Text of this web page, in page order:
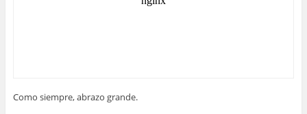
Como siempre, abrazo grande.